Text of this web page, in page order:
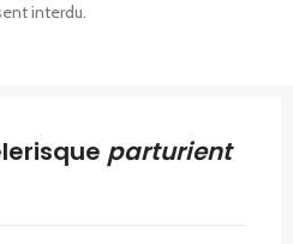
interdu.
parturient